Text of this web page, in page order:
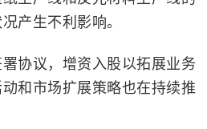
产生不利影响。
协议，增资入股以拓展业务
和市场扩展策略也在持续推